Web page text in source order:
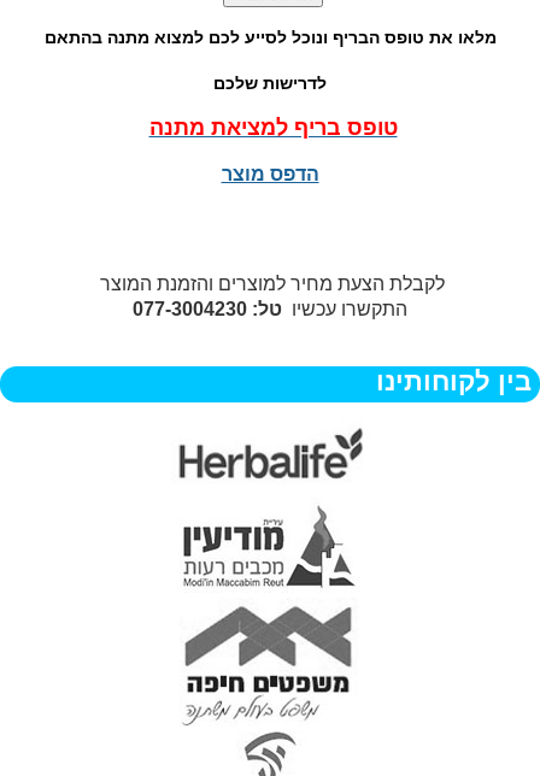
מלאו את טופס הבריף ונוכל לסייע לכם למצוא מתנה בהתאם
לדרישות שלכם
טופס בריף למציאת מתנה
הדפס מוצר
לקבלת הצעת מחיר למוצרים והזמנת המוצר
התקשרו עכשיו טל: 077-3004230
בין לקוחותינו